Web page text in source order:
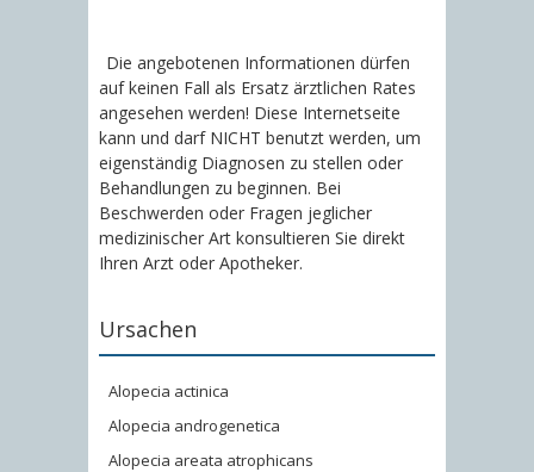
Die angebotenen Informationen dürfen
auf keinen Fall als Ersatz ärztlichen Rates
angesehen werden! Diese Internetseite
kann und darf NICHT benutzt werden, um
eigenständig Diagnosen zu stellen oder
Behandlungen zu beginnen. Bei
Beschwerden oder Fragen jeglicher
medizinischer Art konsultieren Sie direkt
Ihren Arzt oder Apotheker.
Ursachen
Alopecia actinica
Alopecia androgenetica
Alopecia areata atrophicans